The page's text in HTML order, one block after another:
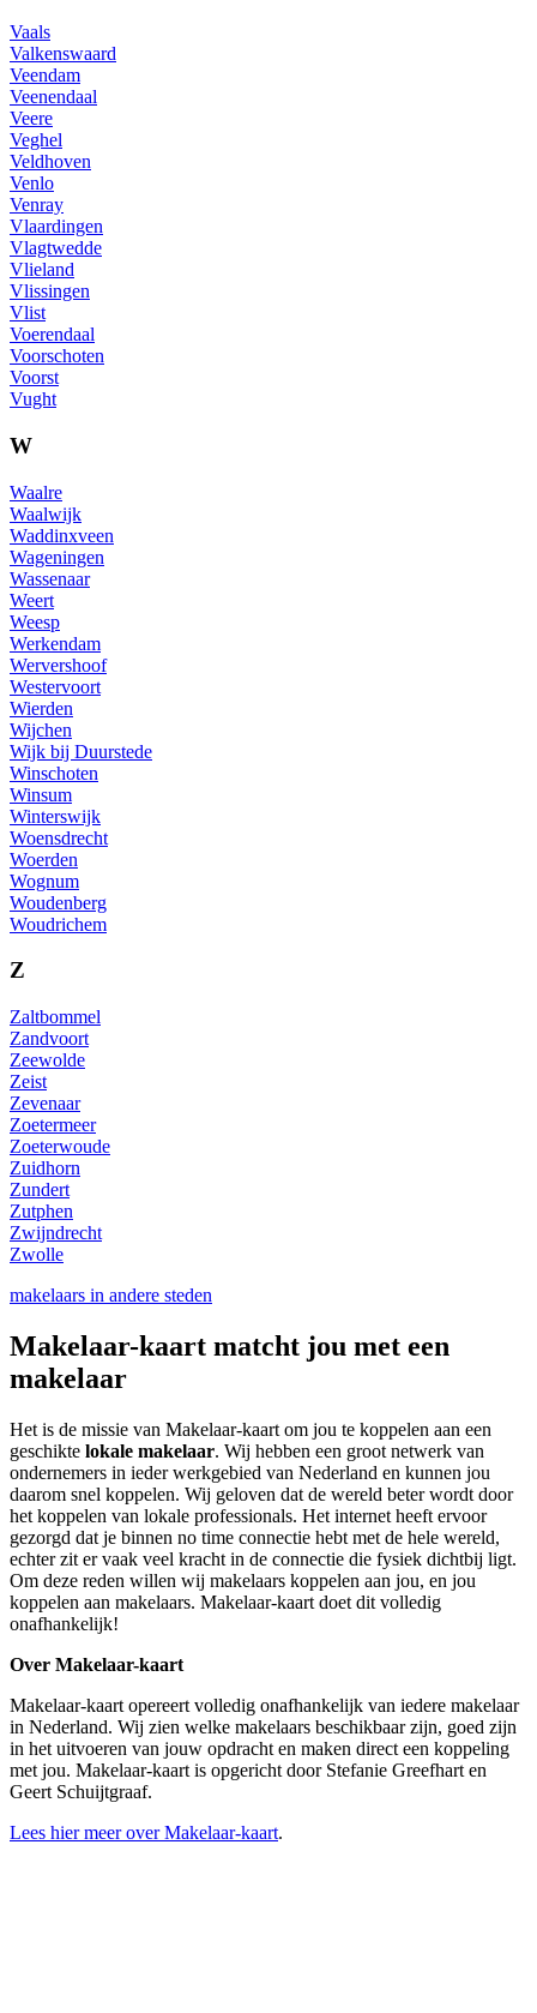
Vaals
Valkenswaard
Veendam
Veenendaal
Veere
Veghel
Veldhoven
Venlo
Venray
Vlaardingen
Vlagtwedde
Vlieland
Vlissingen
Vlist
Voerendaal
Voorschoten
Voorst
Vught
W
Waalre
Waalwijk
Waddinxveen
Wageningen
Wassenaar
Weert
Weesp
Werkendam
Wervershoof
Westervoort
Wierden
Wijchen
Wijk bij Duurstede
Winschoten
Winsum
Winterswijk
Woensdrecht
Woerden
Wognum
Woudenberg
Woudrichem
Z
Zaltbommel
Zandvoort
Zeewolde
Zeist
Zevenaar
Zoetermeer
Zoeterwoude
Zuidhorn
Zundert
Zutphen
Zwijndrecht
Zwolle
makelaars in andere steden
Makelaar-kaart matcht jou met een
makelaar
Het is de missie van Makelaar-kaart om jou te koppelen aan een
geschikte lokale makelaar. Wij hebben een groot netwerk van
ondernemers in ieder werkgebied van Nederland en kunnen jou
daarom snel koppelen. Wij geloven dat de wereld beter wordt door
het koppelen van lokale professionals. Het internet heeft ervoor
gezorgd dat je binnen no time connectie hebt met de hele wereld,
echter zit er vaak veel kracht in de connectie die fysiek dichtbij ligt.
Om deze reden willen wij makelaars koppelen aan jou, en jou
koppelen aan makelaars. Makelaar-kaart doet dit volledig
onafhankelijk!
Over Makelaar-kaart
Makelaar-kaart opereert volledig onafhankelijk van iedere makelaar
in Nederland. Wij zien welke makelaars beschikbaar zijn, goed zijn
in het uitvoeren van jouw opdracht en maken direct een koppeling
met jou. Makelaar-kaart is opgericht door Stefanie Greefhart en
Geert Schuijtgraaf.
Lees hier meer over Makelaar-kaart.